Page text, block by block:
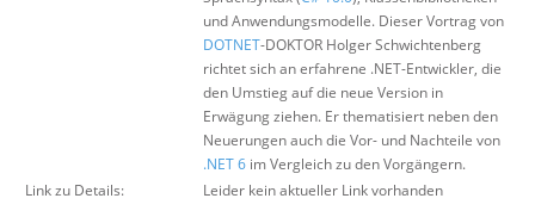
und Anwendungsmodelle. Dieser Vortrag von
DOTNET-DOKTOR Holger Schwichtenberg
richtet sich an erfahrene .NET-Entwickler, die
den Umstieg auf die neue Version in
Erwägung ziehen. Er thematisiert neben den
Neuerungen auch die Vor- und Nachteile von
.NET 6 im Vergleich zu den Vorgängern.
Link zu Details:
Leider kein aktueller Link vorhanden